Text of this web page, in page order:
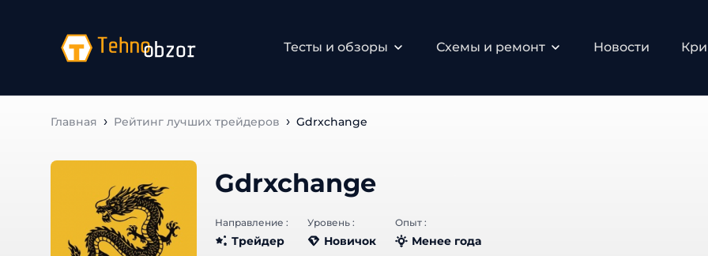
Тесты и обзоры Схемы и ремонт Новости
Главная Рейтинг лучших трейдеров Gdrxchange
Gdrxchange
Направление :
Трейдер
Уровень :
Новичок
Опыт :
Менее года